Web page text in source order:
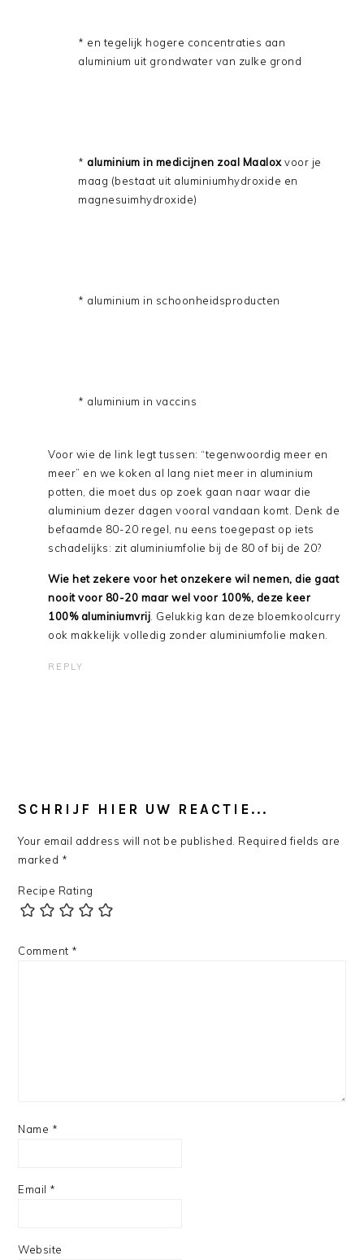
* en tegelijk hogere concentraties aan
aluminium uit grondwater van zulke grond
*aluminium in medicijnen zoal Maaloxvoor je
maag (bestaat uit aluminiumhydroxide en
magnesuimhydroxide)
* aluminium in schoonheidsproducten
* aluminium in vaccins
Voor wie de link legt tussen: “tegenwoordig meer en
meer” en we koken al lang niet meer in aluminium
potten, die moet dus op zoek gaan naar waar die
aluminium dezer dagen vooral vandaan komt. Denk de
befaamde 80-20 regel, nu eens toegepast op iets
schadelijks: zit aluminiumfolie bij de 80 of bij de 20?
Wie het zekere voor het onzekere wil nemen, die gaat
nooit voor 80-20 maar wel voor 100%, deze keer
100% aluminiumvrij . Gelukkig kan deze bloemkoolcurry
ook makkelijk volledig zonder aluminiumfolie maken.
REPLY
SCHRIJF HIER UW REACTIE...
Your email address will not be published. Required fields are
marked *
Recipe Rating
Comment *
Name *
Email *
Website